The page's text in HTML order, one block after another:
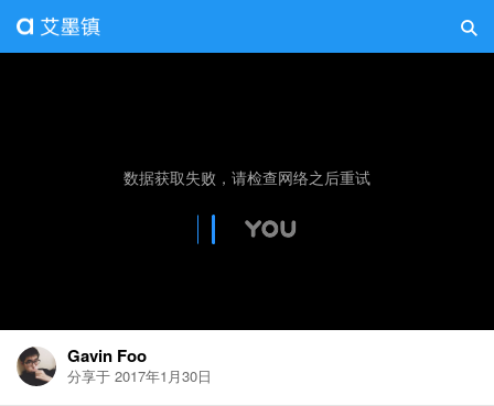
Gavin Foo
分享于 2017年1月30日